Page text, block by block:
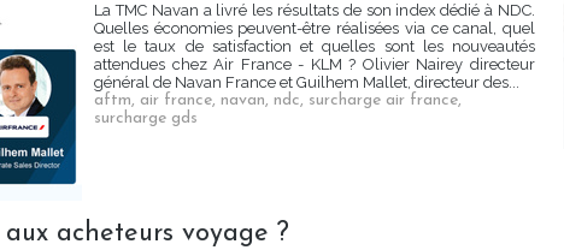
La TMC Navan a livré les résultats de son index dédié à NDC.
Quelles économies peuvent-être réalisées via ce canal, quel
est le taux de satisfaction et quelles sont les nouveautés
attendues chez Air France - KLM ? Olivier Nairey directeur
général de Navan France et Guilhem Mallet, directeur des...
aftm, air france, navan, ndc, surcharge air france,
surcharge gds
acheteurs voyage ?